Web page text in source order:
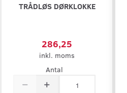
TRÅDLØS DØRKLOKKE
286,25
inkl. moms
Antal